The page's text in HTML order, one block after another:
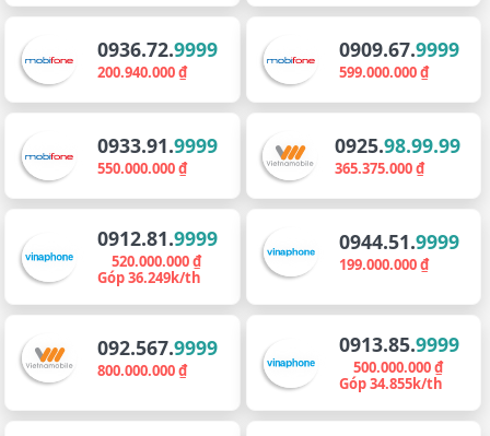
0936.72.9999
200.940.000 ₫
0909.67.9999
599.000.000 ₫
0933.91.9999
550.000.000 ₫
0925.98.99.99
365.375.000 ₫
0912.81.9999
520.000.000 ₫
Góp 36.249k/th
0944.51.9999
199.000.000 ₫
092.567.9999
800.000.000 ₫
0913.85.9999
500.000.000 ₫
Góp 34.855k/th